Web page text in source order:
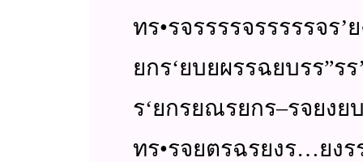
ทร•รจรรรรจรรรรร
ยกร‘ยบยผรรฉยบรร”ร
ร‘ยกรยณรยกร–รจยงยบ
ทร•รจยตรฉรยงร…ยงร